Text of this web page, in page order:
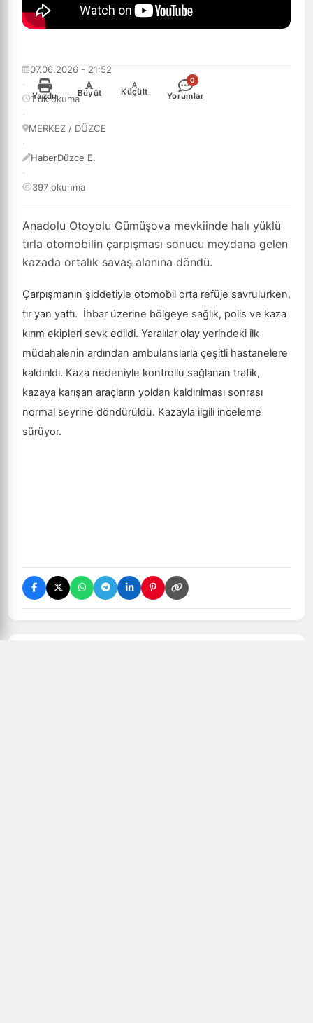
Anadolu Otoyolu Gümüşova mevkiinde halı yüklü
tırla otomobilin çarpışması sonucu meydana gelen
kazada ortalık savaş alanına döndü.
07.06.2026 - 21:52
·
1 dk okuma
·
MERKEZ / DÜZCE
·
HaberDüzce E.
·
397 okunma
Yazdır
+
Büyüt
-
Küçült
0
Yorumlar
Çarpışmanın şiddetiyle otomobil orta refüje savrulurken,
tır yan yattı. İhbar üzerine bölgeye sağlık, polis ve kaza
kırım ekipleri sevk edildi. Yaralılar olay yerindeki ilk
müdahalenin ardından ambulanslarla çeşitli hastanelere
kaldırıldı. Kaza nedeniyle kontrollü sağlanan trafik,
kazaya karışan araçların yoldan kaldırılması sonrası
normal seyrine döndürüldü. Kazayla ilgili inceleme
sürüyor.